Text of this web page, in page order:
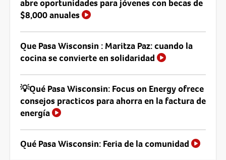
abre oportunidades para jóvenes con becas de
$8,000 anuales
Que Pasa Wisconsin : Maritza Paz: cuando la
cocina se convierte en solidaridad
💡Qué Pasa Wisconsin: Focus on Energy ofrece
consejos practicos para ahorra en la factura de
energía
Qué Pasa Wisconsin: Feria de la comunidad